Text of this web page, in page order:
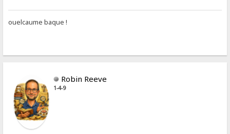
ouelcaume baque !
Robin Reeve
1-4-9